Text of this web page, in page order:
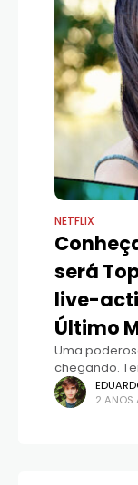
NETFLIX
será
live-
Último
Uma
chegando.
o mundo de
melhor, vai2 ANOS